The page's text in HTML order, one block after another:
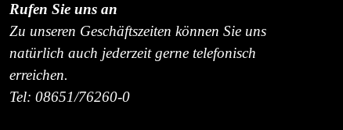
Rufen Sie uns an
Zu unseren Geschäftszeiten können Sie uns
natürlich auch jederzeit gerne telefonisch
erreichen.
Tel: 08651/76260-0